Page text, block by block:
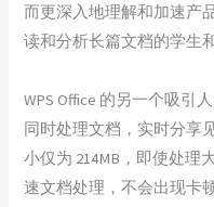
而更深入地理解和加速产
读和分析长篇文档的学生
WPS Office 的另一个吸引
同时处理文档，实时分享
小仅为 214MB，即使处理
速文档处理，不会出现卡顿